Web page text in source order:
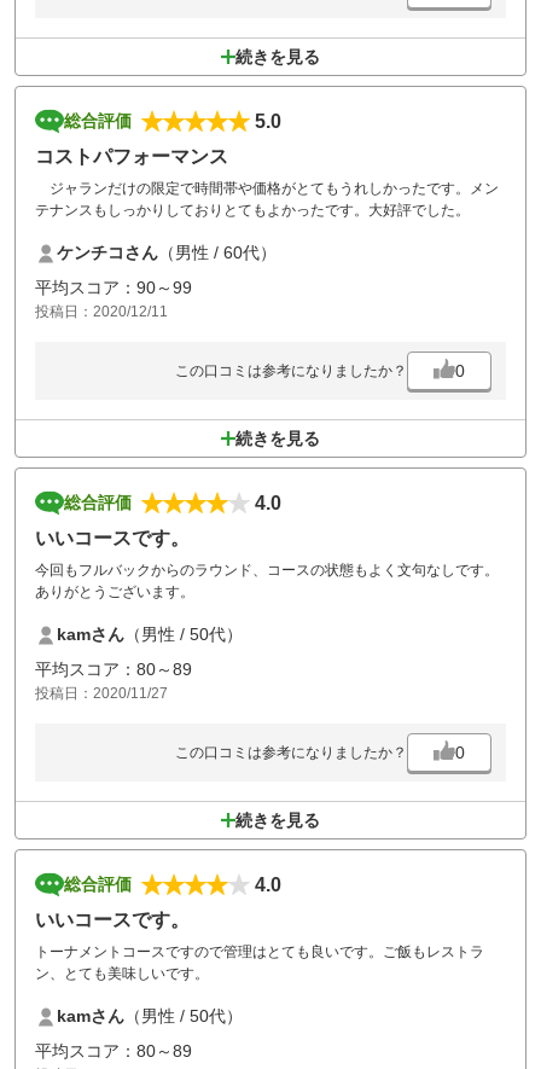
続きを見る
総合評価
5.0
コストパフォーマンス
ジャランだけの限定で時間帯や価格がとてもうれしかったです。メン
テナンスもしっかりしておりとてもよかったです。大好評でした。
ケンチコさん （男性 / 60代）
平均スコア：90～99
投稿日：2020/12/11
この口コミは参考になりましたか？ 0
続きを見る
総合評価
4.0
いいコースです。
今回もフルバックからのラウンド、コースの状態もよく文句なしです。
ありがとうございます。
kamさん （男性 / 50代）
平均スコア：80～89
投稿日：2020/11/27
この口コミは参考になりましたか？ 0
続きを見る
総合評価
4.0
いいコースです。
トーナメントコースですので管理はとても良いです。ご飯もレストラ
ン、とても美味しいです。
kamさん （男性 / 50代）
平均スコア：80～89